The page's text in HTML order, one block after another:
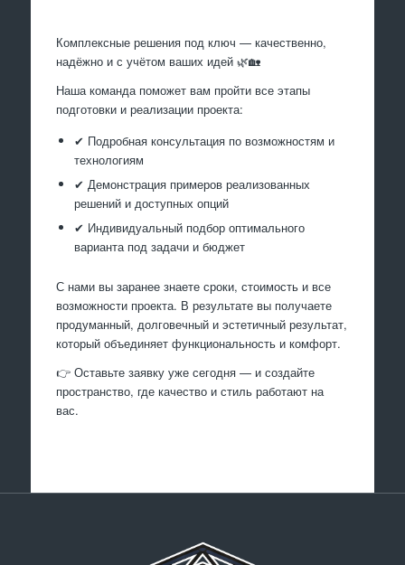
Комплексные решения под ключ — качественно,
надёжно и с учётом ваших идей 🌿🏡
Наша команда поможет вам пройти все этапы
подготовки и реализации проекта:
✔ Подробная консультация по возможностям и
технологиям
✔ Демонстрация примеров реализованных
решений и доступных опций
✔ Индивидуальный подбор оптимального
варианта под задачи и бюджет
С нами вы заранее знаете сроки, стоимость и все
возможности проекта. В результате вы получаете
продуманный, долговечный и эстетичный результат,
который объединяет функциональность и комфорт.
👉 Оставьте заявку уже сегодня — и создайте
пространство, где качество и стиль работают на
вас.